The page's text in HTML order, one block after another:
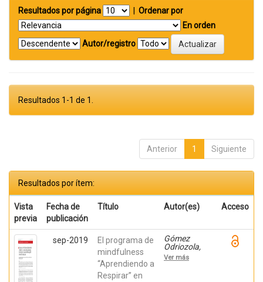
Resultados por página
Ordenar por
En orden
Autor/registro
Resultados 1-1 de 1.
Anterior 1 Siguiente
Resultados por ítem:
Vista
previa
Fecha de
publicación
Título Autor(es) Acceso
sep-2019
El programa de
mindfulness
“Aprendiendo a
Respirar” en
Gómez
Odriozola,
Joana;
Calvete
Ver más